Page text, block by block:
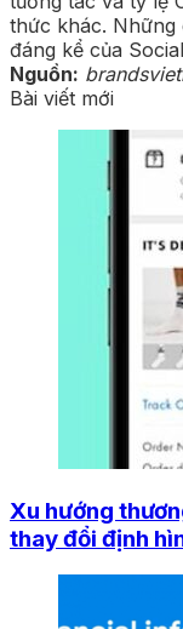
thức khác. Những
đáng kể của
Nguồn:
Bài viết mới
Xu hướng
thay đổi định